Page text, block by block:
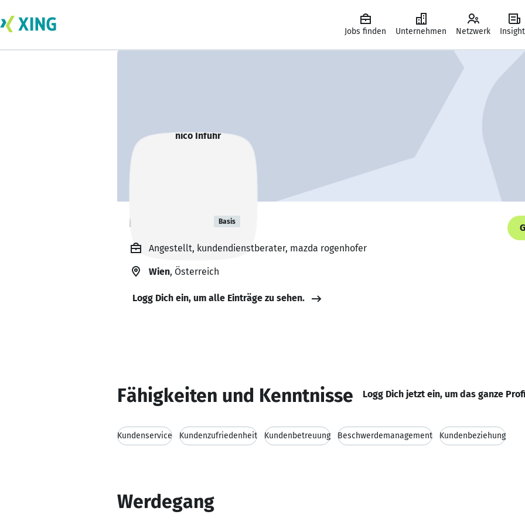
Jobs finden Unternehmen Netzwerk
nico Inführ Basis
Angestellt, kundendienstberater, mazda rogenhofer
Wien, Österreich
Logg Dich ein, um alle Einträge zu sehen.
Fähigkeiten und Kenntnisse Logg Dich jetzt ein, um das ganze
Kundenservice Kundenzufriedenheit Kundenbetreuung Beschwerdemanagement Kundenbeziehung
Werdegang